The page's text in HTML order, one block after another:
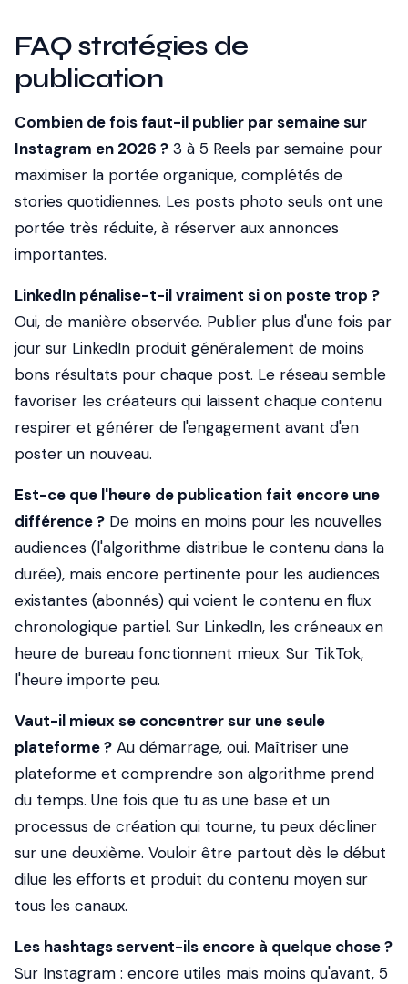
FAQ stratégies de
publication
Combien de fois faut-il publier par semaine sur
Instagram en 2026 ? 3 à 5 Reels par semaine pour
maximiser la portée organique, complétés de
stories quotidiennes. Les posts photo seuls ont une
portée très réduite, à réserver aux annonces
importantes.
LinkedIn pénalise-t-il vraiment si on poste trop ?
Oui, de manière observée. Publier plus d'une fois par
jour sur LinkedIn produit généralement de moins
bons résultats pour chaque post. Le réseau semble
favoriser les créateurs qui laissent chaque contenu
respirer et générer de l'engagement avant d'en
poster un nouveau.
Est-ce que l'heure de publication fait encore une
différence ? De moins en moins pour les nouvelles
audiences (l'algorithme distribue le contenu dans la
durée), mais encore pertinente pour les audiences
existantes (abonnés) qui voient le contenu en flux
chronologique partiel. Sur LinkedIn, les créneaux en
heure de bureau fonctionnent mieux. Sur TikTok,
l'heure importe peu.
Vaut-il mieux se concentrer sur une seule
plateforme ? Au démarrage, oui. Maîtriser une
plateforme et comprendre son algorithme prend
du temps. Une fois que tu as une base et un
processus de création qui tourne, tu peux décliner
sur une deuxième. Vouloir être partout dès le début
dilue les efforts et produit du contenu moyen sur
tous les canaux.
Les hashtags servent-ils encore à quelque chose ?
Sur Instagram : encore utiles mais moins qu'avant, 5